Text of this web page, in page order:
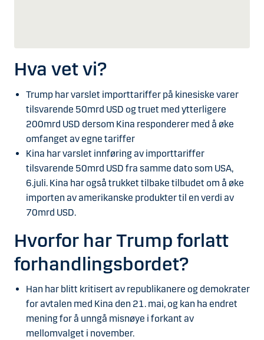
Hva vet vi?
Trump har varslet importtariffer på kinesiske varer
tilsvarende 50mrd USD og truet med ytterligere
200mrd USD dersom Kina responderer med å øke
omfanget av egne tariffer
Kina har varslet innføring av importtariffer
tilsvarende 50mrd USD fra samme dato som USA,
6.juli. Kina har også trukket tilbake tilbudet om å øke
importen av amerikanske produkter til en verdi av
70mrd USD.
Hvorfor har Trump forlatt
forhandlingsbordet?
Han har blitt kritisert av republikanere og demokrater
for avtalen med Kina den 21. mai, og kan ha endret
mening for å unngå misnøye i forkant av
mellomvalget i november.